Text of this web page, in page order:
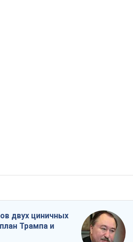
двух циничных
Трампа и